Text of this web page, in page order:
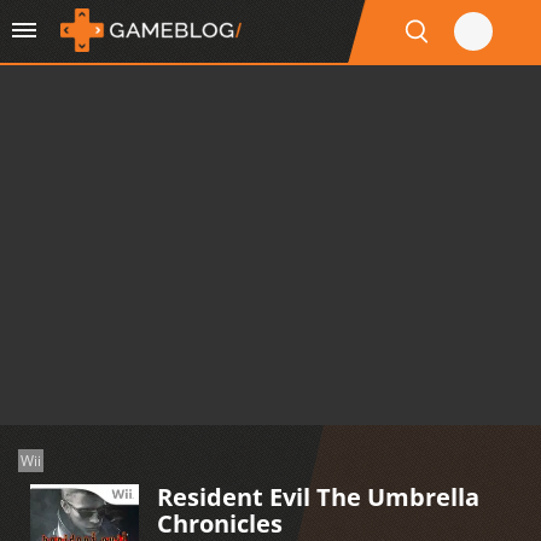
Wii
Resident Evil The Umbrella
Chronicles